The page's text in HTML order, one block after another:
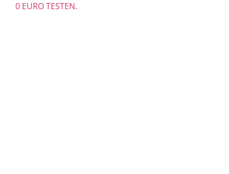
0 EURO TESTEN.